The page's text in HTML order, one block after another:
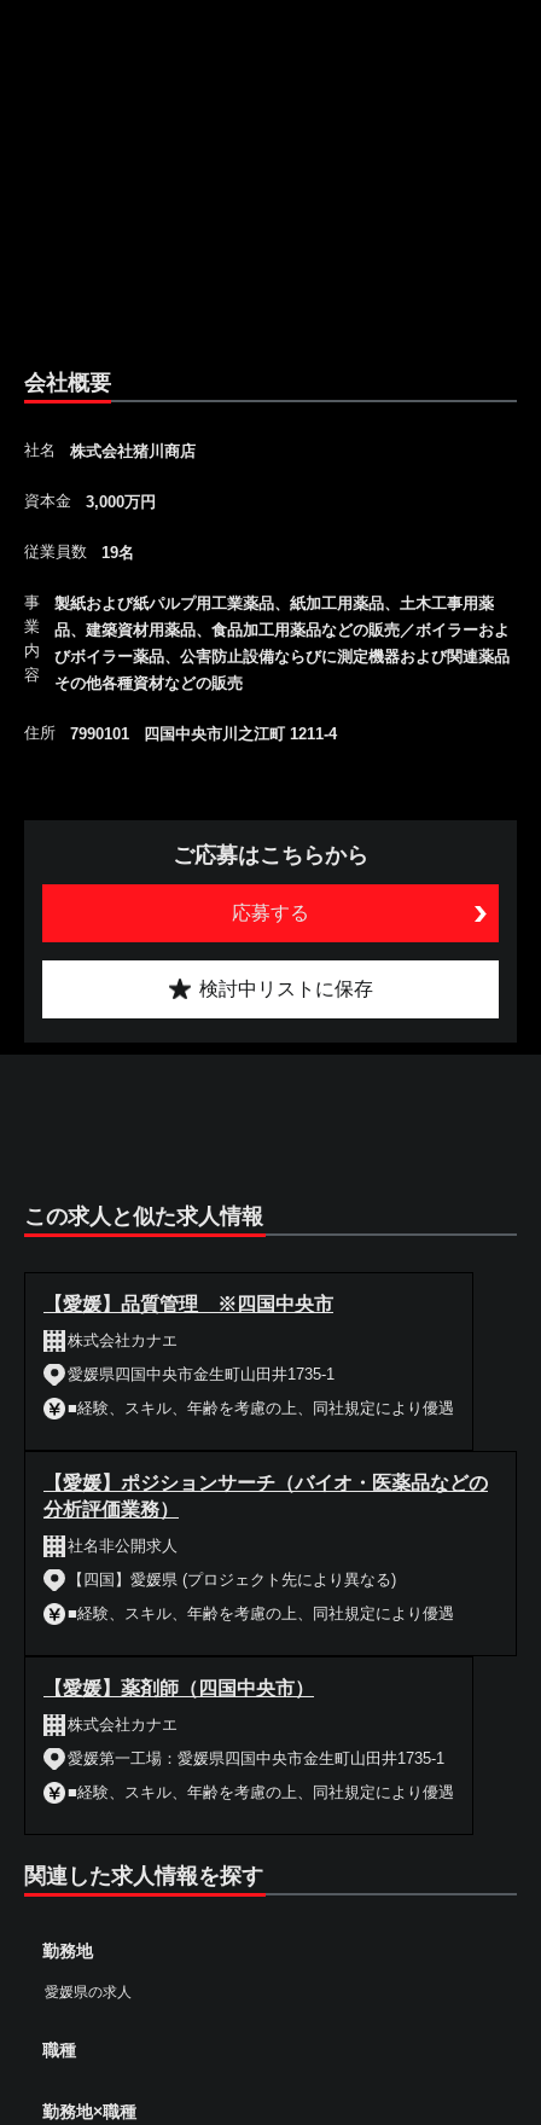
会社概要
社名 株式会社猪川商店
資本金 3,000万円
従業員数 19名
事
業
内
容
製紙および紙パルプ用工業薬品、紙加工用薬品、土木工事用薬
品、建築資材用薬品、食品加工用薬品などの販売／ボイラーおよ
びボイラー薬品、公害防止設備ならびに測定機器および関連薬品
その他各種資材などの販売
住所 7990101 四国中央市川之江町 1211-4
ご応募はこちらから
応募する
検討中リストに保存
この求人と似た求人情報
【愛媛】品質管理 ※四国中央市
株式会社カナエ
愛媛県四国中央市金生町山田井1735-1
■経験、スキル、年齢を考慮の上、同社規定により優遇
【愛媛】ポジションサーチ（バイオ・医薬品などの
分析評価業務）
社名非公開求人
【四国】愛媛県 (プロジェクト先により異なる)
■経験、スキル、年齢を考慮の上、同社規定により優遇
【愛媛】薬剤師（四国中央市）
株式会社カナエ
愛媛第一工場：愛媛県四国中央市金生町山田井1735-1
■経験、スキル、年齢を考慮の上、同社規定により優遇
関連した求人情報を探す
勤務地
愛媛県の求人
職種
勤務地×職種